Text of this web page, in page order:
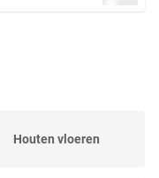
Houten vloeren